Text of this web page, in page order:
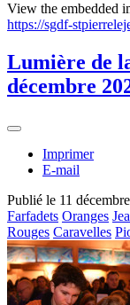
View the embedded
https://sgdf-
Lumière de
décembre
Imprimer
E-mail
Publié le 11
Farfadets Oranges
Rouges Caravelles